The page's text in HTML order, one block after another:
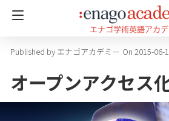
エナゴアカデミー On 2015-06-
オープンアクセス